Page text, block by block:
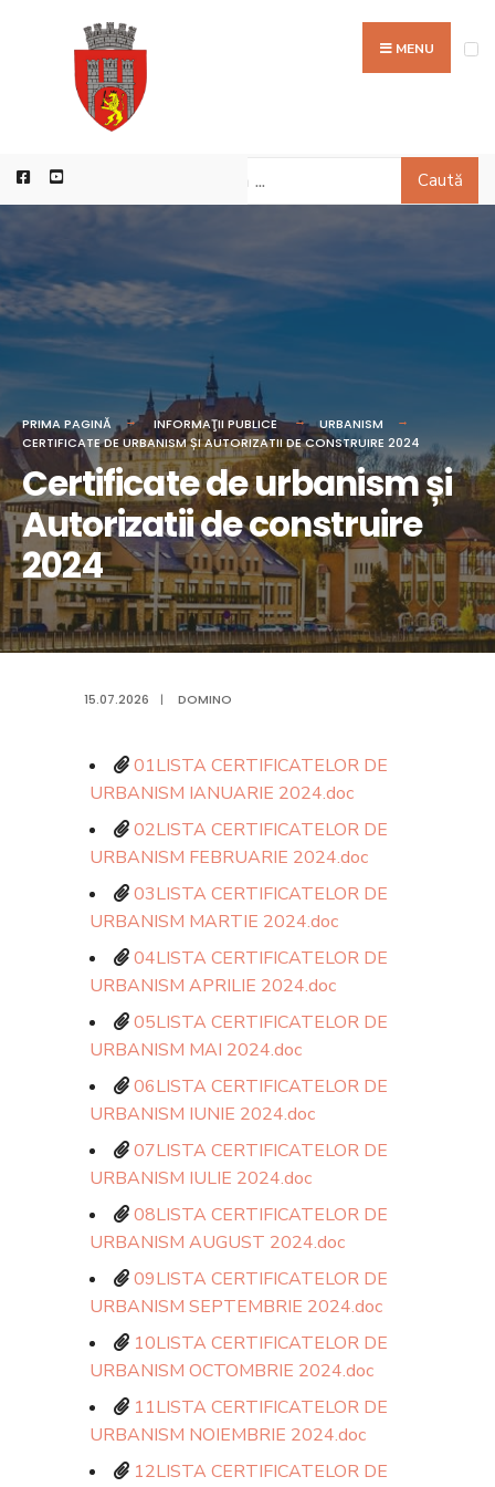
MENU
Caută
PRIMA PAGINĂ INFORMAŢII PUBLICE
URBANISM
CERTIFICATE DE URBANISM ȘI AUTORIZATII DE CONSTRUIRE 2024
Certificate de urbanism și
Autorizatii de construire
2024
15.07.2026 | DOMINO
01LISTA CERTIFICATELOR DE
URBANISM IANUARIE 2024.doc
02LISTA CERTIFICATELOR DE
URBANISM FEBRUARIE 2024.doc
03LISTA CERTIFICATELOR DE
URBANISM MARTIE 2024.doc
04LISTA CERTIFICATELOR DE
URBANISM APRILIE 2024.doc
05LISTA CERTIFICATELOR DE
URBANISM MAI 2024.doc
06LISTA CERTIFICATELOR DE
URBANISM IUNIE 2024.doc
07LISTA CERTIFICATELOR DE
URBANISM IULIE 2024.doc
08LISTA CERTIFICATELOR DE
URBANISM AUGUST 2024.doc
09LISTA CERTIFICATELOR DE
URBANISM SEPTEMBRIE 2024.doc
10LISTA CERTIFICATELOR DE
URBANISM OCTOMBRIE 2024.doc
11LISTA CERTIFICATELOR DE
URBANISM NOIEMBRIE 2024.doc
12LISTA CERTIFICATELOR DE